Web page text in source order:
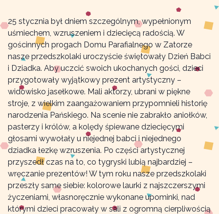
25 stycznia był dniem szczególnym, wypełnionym
uśmiechem, wzruszeniem i dziecięcą radością. W
gościnnych progach Domu Parafialnego w Zatorze
nasze przedszkolaki uroczyście świętowały Dzień Babci
i Dziadka. Aby uczcić swoich ukochanych gości, dzieci
przygotowały wyjątkowy prezent artystyczny –
widowisko jasełkowe. Mali aktorzy, ubrani w piękne
stroje, z wielkim zaangażowaniem przypomnieli historię
narodzenia Pańskiego. Na scenie nie zabrakło aniołków,
pasterzy i królów, a kolędy śpiewane dziecięcymi
głosami wywołały u niejednej babci i niejednego
dziadka łezkę wzruszenia. Po części artystycznej
przyszedł czas na to, co tygryski lubią najbardziej –
wręczanie prezentów! W tym roku nasze przedszkolaki
przeszły same siebie: kolorowe laurki z najszczerszymi
życzeniami, własnoręcznie wykonane upominki, nad
którymi dzieci pracowały w sali z ogromną cierpliwością